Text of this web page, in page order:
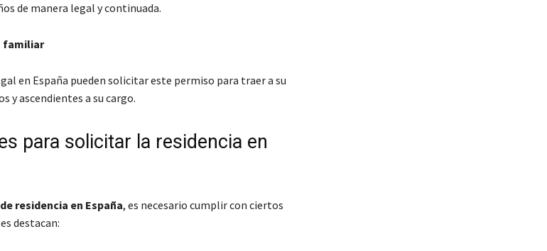
de manera legal y continuada.
familiar
en España pueden solicitar este permiso para traer a su
y ascendientes a su cargo.
para solicitar la residencia en
residencia en España, es necesario cumplir con ciertos
destacan: